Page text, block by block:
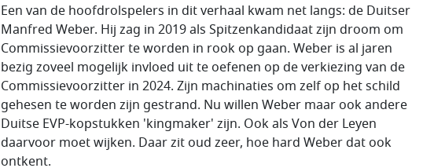
Een van de hoofdrolspelers in dit verhaal kwam net langs: de Duitser
Manfred Weber. Hij zag in 2019 als Spitzenkandidaat zijn droom om
Commissievoorzitter te worden in rook op gaan. Weber is al jaren
bezig zoveel mogelijk invloed uit te oefenen op de verkiezing van de
Commissievoorzitter in 2024. Zijn machinaties om zelf op het schild
gehesen te worden zijn gestrand. Nu willen Weber maar ook andere
Duitse EVP-kopstukken 'kingmaker' zijn. Ook als Von der Leyen
daarvoor moet wijken. Daar zit oud zeer, hoe hard Weber dat ook
ontkent.